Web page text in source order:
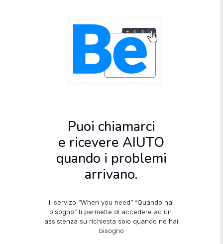
Puoi chiamarci
e ricevere AIUTO
quando i problemi
arrivano.
Il servizo “When you need” “Quando hai
bisogno” ti permette di accedere ad un
assistenza su richiesta solo quando ne hai
bisogno